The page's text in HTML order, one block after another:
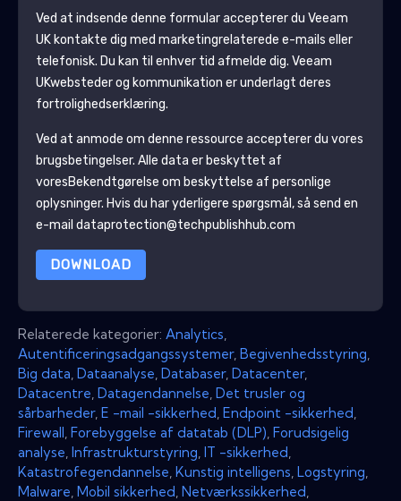
Ved at indsende denne formular accepterer du Veeam
UKkontakte dig med marketingrelaterede e-mails eller
telefonisk. Du kan til enhver tid afmelde dig. Veeam
UKwebsteder og kommunikation er underlagt deres
fortrolighedserklæring.
Ved at anmode om denne ressource accepterer du vores
brugsbetingelser. Alle data er beskyttet af
voresBekendtgørelse om beskyttelse af personlige
oplysninger. Hvis du har yderligere spørgsmål, så send en
e-mail dataprotection@techpublishhub.com
DOWNLOAD
Relaterede kategorier: Analytics
Autentificeringsadgangssystemer, Begivenhedsstyring
Big data Dataanalyse Databaser, Datacenter,
Datacentre Datagendannelse Det trusler og
sårbarheder, E -mail -sikkerhed Endpoint -sikkerhed
Firewall Forebyggelse af datatab (DLP) Forudsigelig
analyse Infrastrukturstyring IT -sikkerhed
Katastrofegendannelse Kunstig intelligens Logstyring
Malware Mobil sikkerhed Netværkssikkerhed